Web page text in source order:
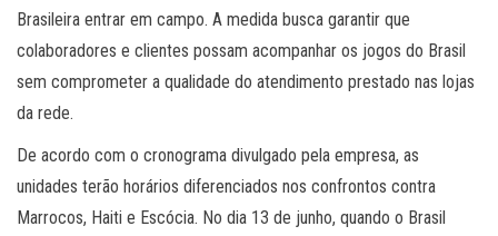
Brasileira entrar em campo. A medida busca garantir que
colaboradores e clientes possam acompanhar os jogos do Brasil
sem comprometer a qualidade do atendimento prestado nas lojas
da rede.
De acordo com o cronograma divulgado pela empresa, as
unidades terão horários diferenciados nos confrontos contra
Marrocos, Haiti e Escócia. No dia 13 de junho, quando o Brasil